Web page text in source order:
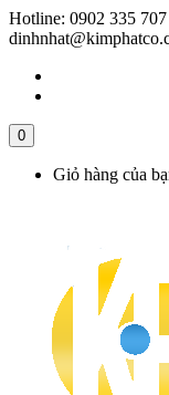
Hotline: 0902 335
0
Giỏ hàng của